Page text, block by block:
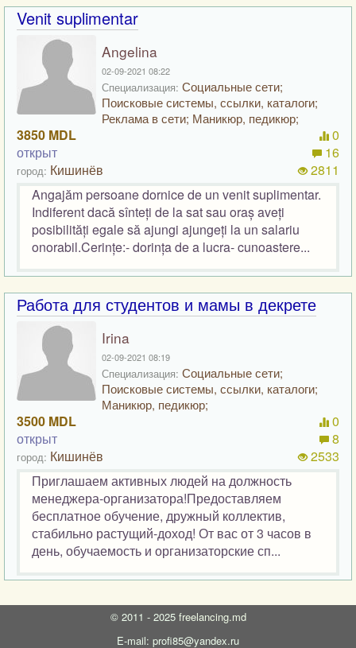
Venit suplimentar
Angelina
02-09-2021 08:22
Специализация: Социальные сети;
Поисковые системы, ссылки, каталоги;
Реклама в сети; Маникюр, педикюр;
3850 MDL
открыт
город: Кишинёв
0
16
2811
Angajăm persoane dornice de un venit suplimentar.
Indiferent dacă sînteți de la sat sau oraș aveți
posibilități egale să ajungi ajungeți la un salariu
onorabil.Cerințe:- dorința de a lucra- cunoastere...
Работа для студентов и мамы в декрете
Irina
02-09-2021 08:19
Специализация: Социальные сети;
Поисковые системы, ссылки, каталоги;
Маникюр, педикюр;
3500 MDL
открыт
город: Кишинёв
0
8
2533
Приглашаем активных людей на должность
менеджера-организатора!Предоставляем
бесплатное обучение, дружный коллектив,
стабильно растущий-доход! От вас от 3 часов в
день, обучаемость и организаторские сп...
© 2011 - 2025 freelancing.md
E-mail: profi85@yandex.ru